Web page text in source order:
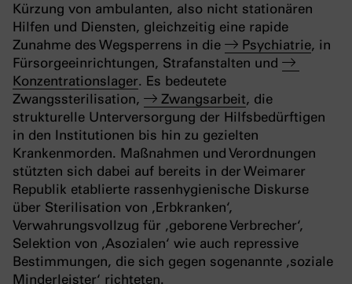
Kürzung von ambulanten, also nicht stationären
Hilfen und Diensten, gleichzeitig eine rapide
Zunahme des Wegsperrens in die
Psychiatrie, in
Fürsorgeeinrichtungen, Strafanstalten und
Konzentrationslager. Es bedeutete
Zwangssterilisation,
Zwangsarbeit, die
strukturelle Unterversorgung der Hilfsbedürftigen
in den Institutionen bis hin zu gezielten
Krankenmorden. Maßnahmen und Verordnungen
stützten sich dabei auf bereits in der Weimarer
Republik etablierte rassenhygienische Diskurse
über Sterilisation von ‚Erbkranken‘,
Verwahrungsvollzug für ‚geborene Verbrecher‘,
Selektion von ‚Asozialen‘ wie auch repressive
Bestimmungen, die sich gegen sogenannte ‚soziale
Minderleister‘ richteten.